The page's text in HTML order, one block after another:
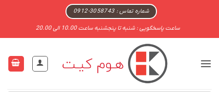
شماره تماس : 3058743-0912
ساعت پاسخگویی : شنبه تا پنجشنبه ساعت 10.00 الی 20.00